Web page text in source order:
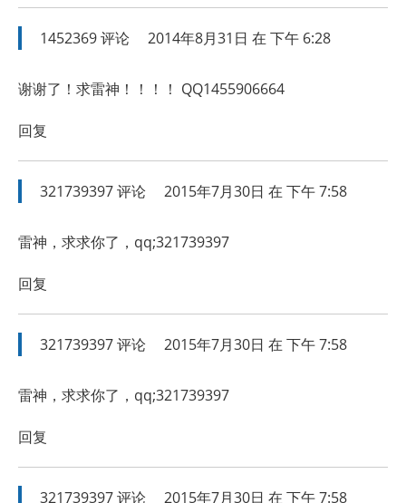
1452369评论 2014年8月31日 在 下午 6:28
谢谢了！求雷神！！！！ QQ1455906664
回复
321739397评论 2015年7月30日 在 下午 7:58
雷神，求求你了，qq;321739397
回复
321739397评论 2015年7月30日 在 下午 7:58
雷神，求求你了，qq;321739397
回复
321739397评论 2015年7月30日 在 下午 7:58